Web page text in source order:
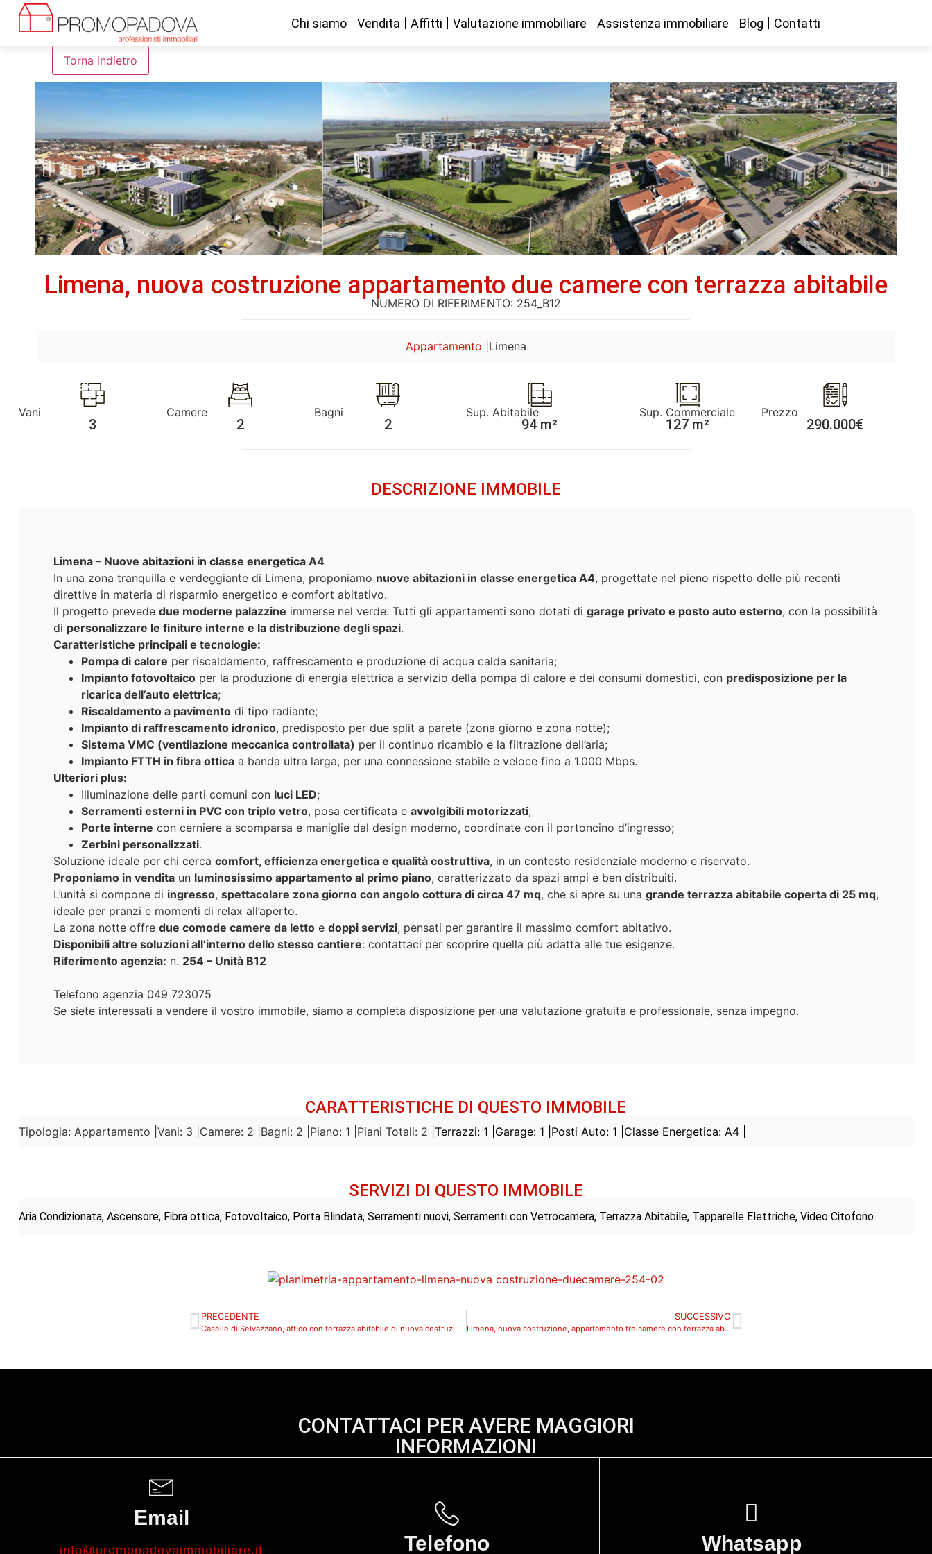
Chi siamo Vendita Affitti Valutazione immobiliare Assistenza immobiliare Blog Contatti
Limena, nuova costruzione appartamento due camere con terrazza abitabile
NUMERO DI RIFERIMENTO: 254_B12
Appartamento | Limena
Vani
3
Camere
2
Bagni
2
Sup. Abitabile
94 m²
Sup. Commerciale
127 m²
Prezzo
290.000€
DESCRIZIONE IMMOBILE
Limena – Nuove abitazioni in classe energetica A4
In una zona tranquilla e verdeggiante di Limena, proponiamo nuove abitazioni in classe energetica A4, progettate nel pieno rispetto delle più recenti
direttive in materia di risparmio energetico e comfort abitativo.
Il progetto prevede due moderne palazzine immerse nel verde. Tutti gli appartamenti sono dotati di garage privato e posto auto esterno, con la possibilità
di personalizzare le finiture interne e la distribuzione degli spazi.
Caratteristiche principali e tecnologie:
Pompa di calore per riscaldamento, raffrescamento e produzione di acqua calda sanitaria;
Impianto fotovoltaicoper la produzione di energia elettrica a servizio della pompa di calore e dei consumi domestici, con predisposizione per la
ricarica dell’auto elettrica;
Riscaldamento a pavimentodi tipo radiante;
Impianto di raffrescamento idronico, predisposto per due split a parete (zona giorno e zona notte);
Sistema VMC (ventilazione meccanica controllata) per il continuo ricambio e la filtrazione dell’aria;
Impianto FTTH in fibra otticaa banda ultra larga, per una connessione stabile e veloce fino a 1.000 Mbps.
Ulteriori plus:
Illuminazione delle parti comuni con luci LED;
Serramenti esterni in PVC con triplo vetro, posa certificata e avvolgibili motorizzati;
Porte interne con cerniere a scomparsa e maniglie dal design moderno, coordinate con il portoncino d’ingresso;
Zerbini personalizzati.
Soluzione ideale per chi cerca comfort, efficienza energetica e qualità costruttiva, in un contesto residenziale moderno e riservato.
Proponiamo in venditaun luminosissimo appartamento al primo piano, caratterizzato da spazi ampi e ben distribuiti.
L’unità si compone di ingresso, spettacolare zona giorno con angolo cottura di circa 47 mq, che si apre su una grande terrazza abitabile coperta di 25 mq,
ideale per pranzi e momenti di relax all’aperto.
La zona notte offre due comode camere da lettoe doppi servizi, pensati per garantire il massimo comfort abitativo.
Disponibili altre soluzioni all’interno dello stesso cantiere: contattaci per scoprire quella più adatta alle tue esigenze.
Riferimento agenzia: n. 254 – Unità B12
Telefono agenzia 049 723075
Se siete interessati a vendere il vostro immobile, siamo a completa disposizione per una valutazione gratuita e professionale, senza impegno.
CARATTERISTICHE DI QUESTO IMMOBILE
Tipologia: Appartamento | Vani: 3 | Camere: 2 | Bagni: 2 | Piano: 1 | Piani Totali: 2 | Terrazzi: 1 | Garage: 1 | Posti Auto: 1 | Classe Energetica: A4 |
SERVIZI DI QUESTO IMMOBILE
Aria Condizionata, Ascensore, Fibra ottica, Fotovoltaico, Porta Blindata, Serramenti nuovi, Serramenti con Vetrocamera, Terrazza Abitabile, Tapparelle Elettriche, Video Citofono
PRECEDENTE
Caselle di Selvazzano, attico con terrazza abitabile di nuova costruzione_357_C
SUCCESSIVO
Limena, nuova costruzione, appartamento tre camere con terrazza abitabile_359_A5
CONTATTACI PER AVERE MAGGIORI
INFORMAZIONI
Email
info@promopadovaimmobiliare.it Telefono Whatsapp